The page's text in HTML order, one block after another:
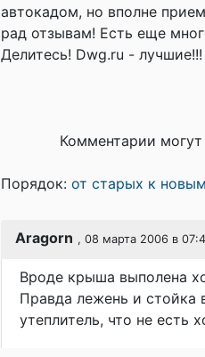
автокадом, но вполне
рад отзывам! Есть еще
Делитесь! Dwg.ru - лучшие!!!
Комментарии могут
Порядок: от старых к новым
Aragorn , 08 марта 2006 в
Вроде крыша выполена
Правда лежень и стойка
утеплитель, что не есть